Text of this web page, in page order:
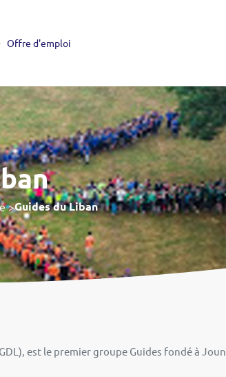
Offre d'emploi
>Guides du Liban
est le premier groupe Guides fondé à